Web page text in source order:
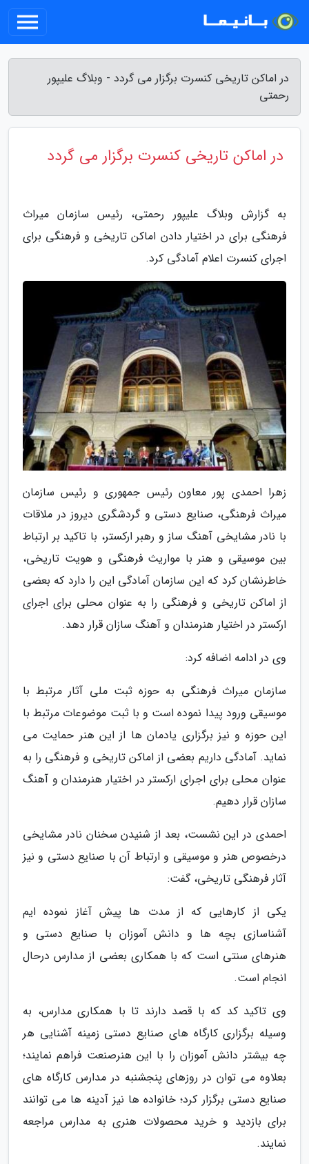
در اماکن تاریخی کنسرت برگزار می گردد - وبلاگ علیپور
رحمتی
در اماکن تاریخی کنسرت برگزار می گردد
به گزارش وبلاگ علیپور رحمتی، رئیس سازمان میراث
فرهنگی برای در اختیار دادن اماکن تاریخی و فرهنگی برای
اجرای کنسرت اعلام آمادگی کرد.
زهرا احمدی پور معاون رئیس جمهوری و رئیس سازمان
میراث فرهنگی، صنایع دستی و گردشگری دیروز در ملاقات
با نادر مشایخی آهنگ ساز و رهبر ارکستر، با تاکید بر ارتباط
بین موسیقی و هنر با مواریث فرهنگی و هویت تاریخی،
خاطرنشان کرد که این سازمان آمادگی این را دارد که بعضی
از اماکن تاریخی و فرهنگی را به عنوان محلی برای اجرای
ارکستر در اختیار هنرمندان و آهنگ سازان قرار دهد.
وی در ادامه اضافه کرد:
سازمان میراث فرهنگی به حوزه ثبت ملی آثار مرتبط با
موسیقی ورود پیدا نموده است و با ثبت موضوعات مرتبط با
این حوزه و نیز برگزاری یادمان ها از این هنر حمایت می
نماید. آمادگی داریم بعضی از اماکن تاریخی و فرهنگی را به
عنوان محلی برای اجرای ارکستر در اختیار هنرمندان و آهنگ
سازان قرار دهیم.
احمدی در این نشست، بعد از شنیدن سخنان نادر مشایخی
درخصوص هنر و موسیقی و ارتباط آن با صنایع دستی و نیز
آثار فرهنگی تاریخی، گفت:
یکی از کارهایی که از مدت ها پیش آغاز نموده ایم
آشناسازی بچه ها و دانش آموزان با صنایع دستی و
هنرهای سنتی است که با همکاری بعضی از مدارس درحال
انجام است.
وی تاکید کد که با قصد دارند تا با همکاری مدارس، به
وسیله برگزاری کارگاه های صنایع دستی زمینه آشنایی هر
چه بیشتر دانش آموزان را با این هنرصنعت فراهم نمایند؛
بعلاوه می توان در روزهای پنجشنبه در مدارس کارگاه های
صنایع دستی برگزار کرد؛ خانواده ها نیز آدینه ها می توانند
برای بازدید و خرید محصولات هنری به مدارس مراجعه
نمایند.